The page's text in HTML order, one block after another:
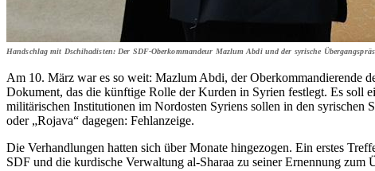
Handschlag mit Dschihadisten: Der SDF-Oberkommandeur Mazlum Abdi und der syrische
Am 10. März war es so weit: Mazlum Abdi, der Oberkommandierende
Dokument, das die künftige Rolle der Kurden in Syrien festlegt. Es soll
militärischen Institutionen im Nordosten Syriens sollen in den syrischen
oder „Rojava“ dagegen: Fehlanzeige.
Die Verhandlungen hatten sich über Monate hingezogen. Ein erstes
SDF und die kurdische Verwaltung al-Sharaa zu seiner Ernennung zum